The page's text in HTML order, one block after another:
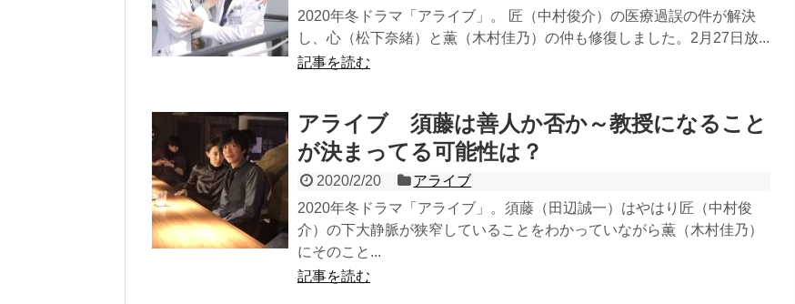
2020年冬ドラマ「アライブ」。 匠（中村俊介）の医療過誤の件が解決
し、心（松下奈緒）と薫（木村佳乃）の仲も修復しました。2月27日放...
記事を読む
アライブ 須藤は善人か否か～教授になること
が決まってる可能性は？
2020/2/20
アライブ
2020年冬ドラマ「アライブ」。須藤（田辺誠一）はやはり匠（中村俊
介）の下大静脈が狭窄していることをわかっていながら薫（木村佳乃）
にそのこと...
記事を読む